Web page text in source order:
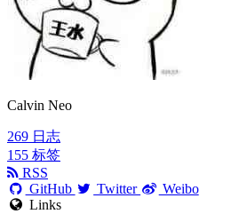
Calvin Neo
269 日志
155 标签
RSS
GitHub
Twitter
Weibo
Links